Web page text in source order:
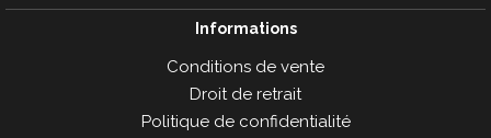
Informations
Conditions de vente
Droit de retrait
Politique de confidentialité